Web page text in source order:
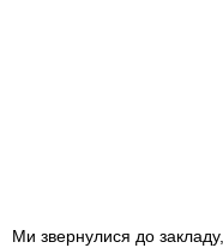
Ми звернулися до